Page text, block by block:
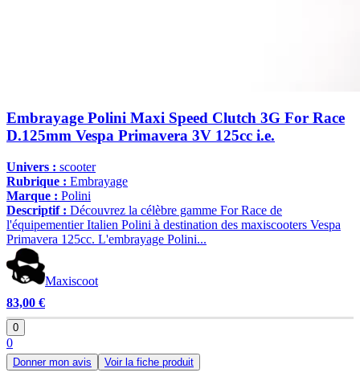
Embrayage Polini Maxi Speed Clutch 3G For Race
D.125mm Vespa Primavera 3V 125cc i.e.
Univers : scooter
Rubrique : Embrayage
Marque : Polini
Descriptif : Découvrez la célèbre gamme For Race de
l'équipementier Italien Polini à destination des maxiscooters Vespa
Primavera 125cc. L'embrayage Polini...
Maxiscoot
83,00 €
0
0
Donner mon avis Voir la fiche produit